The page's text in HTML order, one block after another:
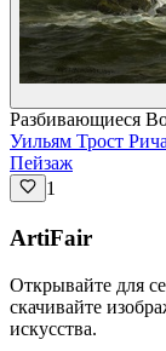
Разбивающиеся
Уильям Трост
Пейзаж
1
ArtiFair
Открывайте для
скачивайте
искусства.